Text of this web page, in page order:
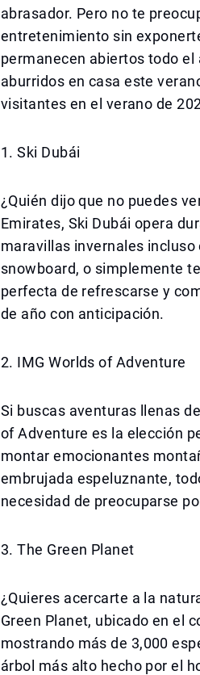
abrasador. Pero no te
entretenimiento sin
permanecen abiertos todo
aburridos en casa este
visitantes en el verano de
1. Ski Dubái
¿Quién dijo que no puedes
Emirates, Ski Dubái opera
maravillas invernales incluso
snowboard, o simplemente
perfecta de refrescarse y
de año con anticipación.
2. IMG Worlds of Adventure
Si buscas aventuras llenas
of Adventure es la elección
montar emocionantes
embrujada espeluznante,
necesidad de preocuparse
3. The Green Planet
¿Quieres acercarte a la
Green Planet, ubicado en el
mostrando más de 3,000
árbol más alto hecho por el